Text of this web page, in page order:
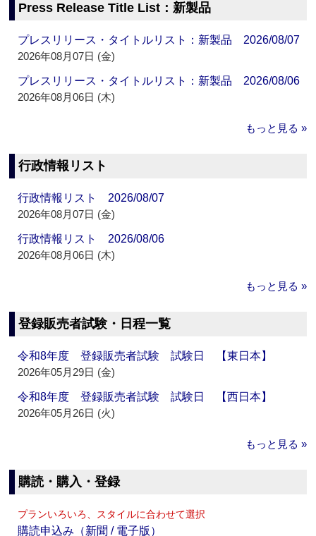
Press Release Title List：新製品
プレスリリース・タイトルリスト：新製品 2026/08/07
2026年08月07日 (金)
プレスリリース・タイトルリスト：新製品 2026/08/06
2026年08月06日 (木)
もっと見る »
行政情報リスト
行政情報リスト 2026/08/07
2026年08月07日 (金)
行政情報リスト 2026/08/06
2026年08月06日 (木)
もっと見る »
登録販売者試験・日程一覧
令和8年度 登録販売者試験 試験日 【東日本】
2026年05月29日 (金)
令和8年度 登録販売者試験 試験日 【西日本】
2026年05月26日 (火)
もっと見る »
購読・購入・登録
プランいろいろ、スタイルに合わせて選択
購読申込み（新聞 / 電子版）